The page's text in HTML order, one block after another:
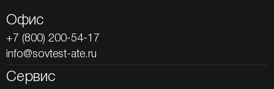
Офис
+7 (800) 200-54-17
info@sovtest-ate.ru
Сервис